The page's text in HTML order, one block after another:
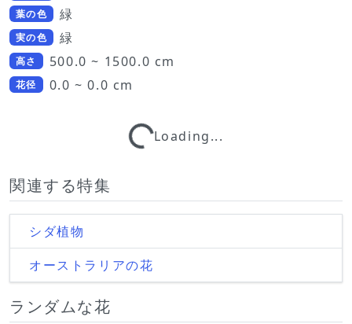
葉の色
緑
実の色 緑
高さ 500.0 ~ 1500.0 cm
花径 0.0 ~ 0.0 cm
Loading...Loading...
関連する特集
シダ植物
オーストラリアの花
ランダムな花